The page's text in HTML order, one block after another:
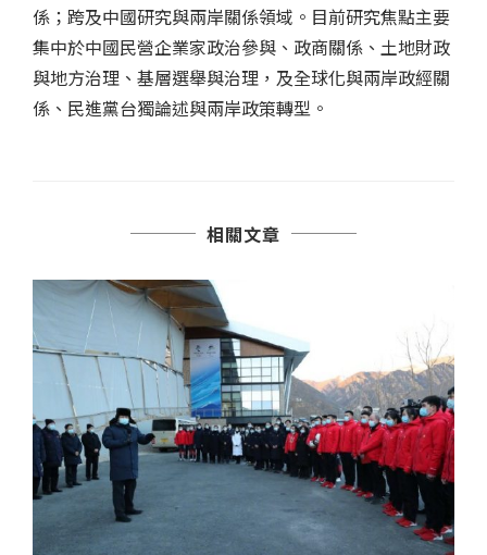
係；跨及中國研究與兩岸關係領域。目前研究焦點主要
集中於中國民營企業家政治參與、政商關係、土地財政
與地方治理、基層選舉與治理，及全球化與兩岸政經關
係、民進黨台獨論述與兩岸政策轉型。
相關文章